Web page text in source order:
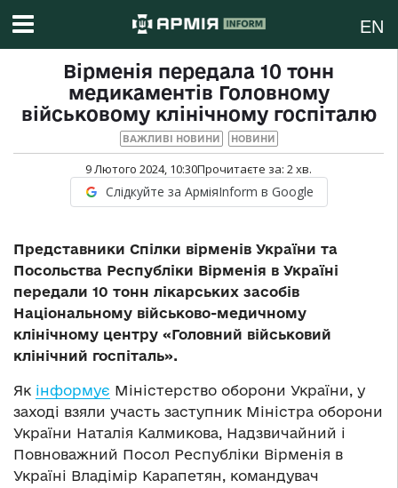
EN
Вірменія передала 10 тонн
медикаментів Головному
військовому клінічному госпіталю
ВАЖЛИВІ НОВИНИ НОВИНИ
9 Лютого 2024, 10:30Прочитаєте за: 2хв.
Слідкуйте за АрміяInform в Google
Представники Спілки вірменів України та
Посольства Республіки Вірменія в Україні
передали 10 тонн лікарських засобів
Національному військово-медичному
клінічному центру «Головний військовий
клінічний госпіталь».
Як інформує Міністерство оборони України, у
заході взяли участь заступник Міністра оборони
України Наталія Калмикова, Надзвичайний і
Повноважний Посол Республіки Вірменія в
Україні Владімір Карапетян, командувач